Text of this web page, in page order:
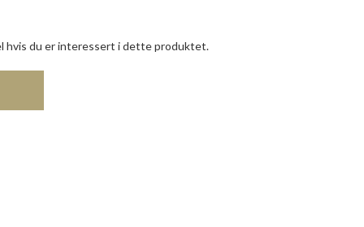
hvis du er interessert i dette produktet.